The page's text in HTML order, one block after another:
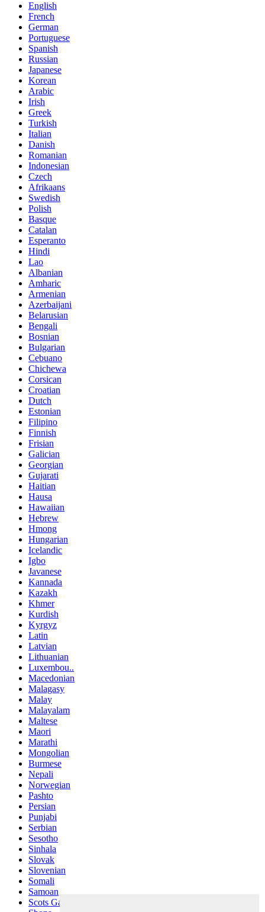
English
French
German
Portuguese
Spanish
Russian
Japanese
Korean
Arabic
Irish
Greek
Turkish
Italian
Danish
Romanian
Indonesian
Czech
Afrikaans
Swedish
Polish
Basque
Catalan
Esperanto
Hindi
Lao
Albanian
Amharic
Armenian
Azerbaijani
Belarusian
Bengali
Bosnian
Bulgarian
Cebuano
Chichewa
Corsican
Croatian
Dutch
Estonian
Filipino
Finnish
Frisian
Galician
Georgian
Gujarati
Haitian
Hausa
Hawaiian
Hebrew
Hmong
Hungarian
Icelandic
Igbo
Javanese
Kannada
Kazakh
Khmer
Kurdish
Kyrgyz
Latin
Latvian
Lithuanian
Luxembou..
Macedonian
Malagasy
Malay
Malayalam
Maltese
Maori
Marathi
Mongolian
Burmese
Nepali
Norwegian
Pashto
Persian
Punjabi
Serbian
Sesotho
Sinhala
Slovak
Slovenian
Somali
Samoan
Scots Gaelic